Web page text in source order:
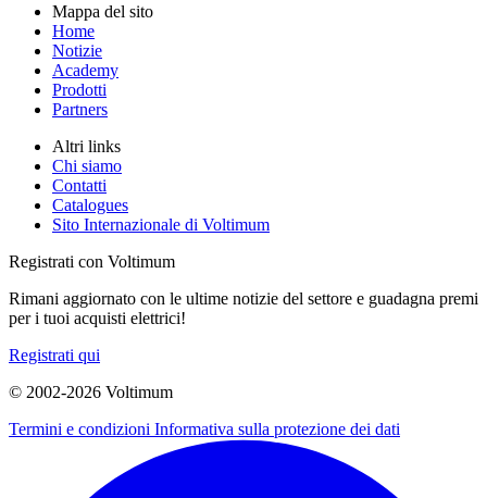
Mappa del sito
Home
Notizie
Academy
Prodotti
Partners
Altri links
Chi siamo
Contatti
Catalogues
Sito Internazionale di Voltimum
Registrati con Voltimum
Rimani aggiornato con le ultime notizie del settore e guadagna premi
per i tuoi acquisti elettrici!
Registrati qui
© 2002-2026 Voltimum
Termini e condizioni Informativa sulla protezione dei dati